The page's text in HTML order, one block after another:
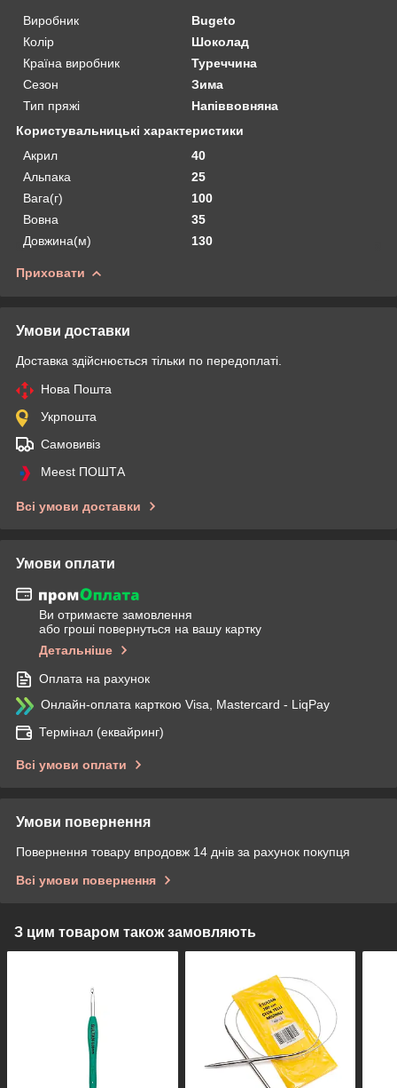
Виробник
Bugeto
Колір
Шоколад
Країна виробник
Туреччина
Сезон
Зима
Тип пряжі
Напіввовняна
Користувальницькі характеристики
Акрил
40
Альпака
25
Вага(г)
100
Вовна
35
Довжина(м)
130
Приховати
Умови доставки
Доставка здійснюється тільки по передоплаті.
Нова Пошта
Укрпошта
Самовивіз
Meest ПОШТА
Всі умови доставки
Умови оплати
Ви отримаєте замовлення
або гроші повернуться на вашу картку
Детальніше
Оплата на рахунок
Онлайн-оплата карткою Visa, Mastercard - LiqPay
Термінал (еквайринг)
Всі умови оплати
Умови повернення
Повернення товару впродовж 14 днів за рахунок покупця
Всі умови повернення
З цим товаром також замовляють